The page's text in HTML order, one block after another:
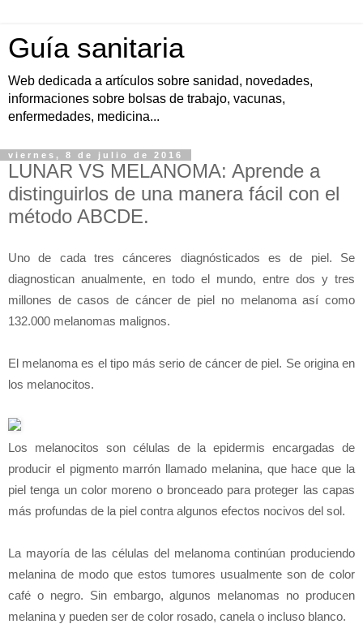
Guía sanitaria
Web dedicada a artículos sobre sanidad, novedades,
informaciones sobre bolsas de trabajo, vacunas,
enfermedades, medicina...
viernes, 8 de julio de 2016
LUNAR VS MELANOMA: Aprende a
distinguirlos de una manera fácil con el
método ABCDE.
Uno de cada tres cánceres diagnósticados es de piel. Se
diagnostican anualmente, en todo el mundo, entre dos y tres
millones de casos de cáncer de piel no melanoma así como
132.000 melanomas malignos.
El melanoma es el tipo más serio de cáncer de piel. Se origina en
los melanocitos.
Los melanocitos son células de la epidermis encargadas de
producir el pigmento marrón llamado melanina, que hace que la
piel tenga un color moreno o bronceado para proteger las capas
más profundas de la piel contra algunos efectos nocivos del sol.
La mayoría de las células del melanoma continúan produciendo
melanina de modo que estos tumores usualmente son de color
café o negro. Sin embargo, algunos melanomas no producen
melanina y pueden ser de color rosado, canela o incluso blanco.